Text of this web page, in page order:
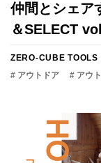
仲間とシェア
＆SELECT
ZERO-CUBE TOOLS
# アウトドア
# アウ